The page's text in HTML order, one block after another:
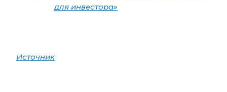
для инвестора»
Источник